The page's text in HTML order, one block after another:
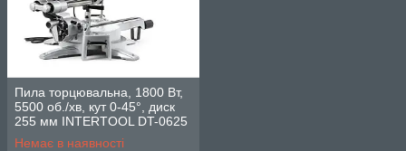
Пила торцювальна, 1800 Вт,
5500 об./хв, кут 0-45°, диск
255 мм INTERTOOL DT-0625
Немає в наявності